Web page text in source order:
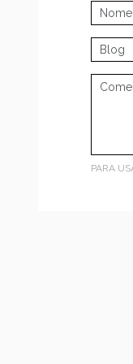
PARA